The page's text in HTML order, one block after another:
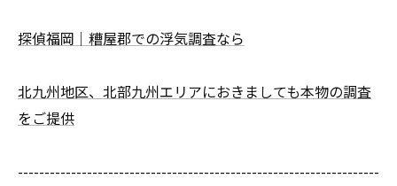
探偵福岡｜糟屋郡での浮気調査なら
北九州地区、北部九州エリアにおきましても本物の調査
をご提供
--------------------------------------------------------------------